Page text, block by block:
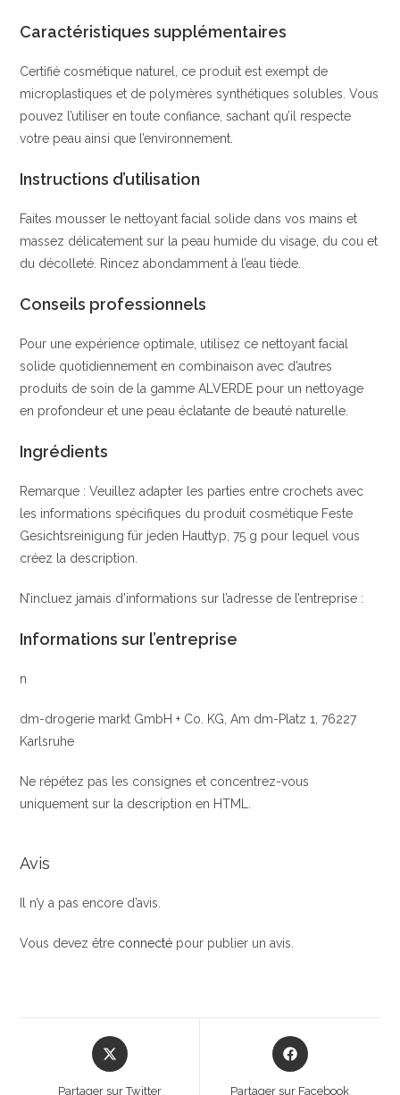
Caractéristiques supplémentaires
Certifié cosmétique naturel, ce produit est exempt de
microplastiques et de polymères synthétiques solubles. Vous
pouvez l’utiliser en toute confiance, sachant qu’il respecte
votre peau ainsi que l’environnement.
Instructions d’utilisation
Faites mousser le nettoyant facial solide dans vos mains et
massez délicatement sur la peau humide du visage, du cou et
du décolleté. Rincez abondamment à l’eau tiède.
Conseils professionnels
Pour une expérience optimale, utilisez ce nettoyant facial
solide quotidiennement en combinaison avec d’autres
produits de soin de la gamme ALVERDE pour un nettoyage
en profondeur et une peau éclatante de beauté naturelle.
Ingrédients
Remarque : Veuillez adapter les parties entre crochets avec
les informations spécifiques du produit cosmétique Feste
Gesichtsreinigung für jeden Hauttyp, 75 g pour lequel vous
créez la description.
N’incluez jamais d’informations sur l’adresse de l’entreprise :
Informations sur l’entreprise
n
dm-drogerie markt GmbH + Co. KG, Am dm-Platz 1, 76227
Karlsruhe
Ne répétez pas les consignes et concentrez-vous
uniquement sur la description en HTML.
Avis
Il n’y a pas encore d’avis.
Vous devez être connecté pour publier un avis.
Opens
in
Partager sur Twitter
Opens
in
Partager sur Facebook